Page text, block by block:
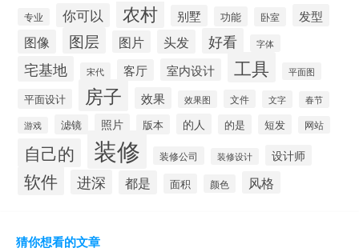
专业 你可以 农村 别墅 功能 卧室 发型
图像 图层 图片 头发 好看 字体
宅基地 宋代 客厅 室内设计 工具 平面图
平面设计 房子 效果 效果图 文件 文字 春节
游戏 滤镜 照片 版本 的人 的是 短发 网站
自己的 装修 装修公司 装修设计 设计师
软件 进深 都是 面积 颜色 风格
猜你想看的文章